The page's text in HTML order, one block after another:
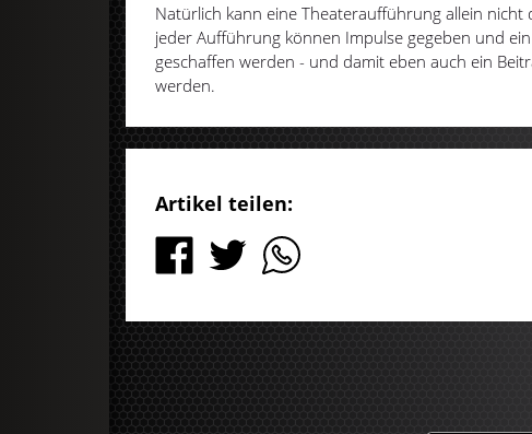
Natürlich kann eine Theateraufführung allein nicht
jeder Aufführung können Impulse gegeben und
geschaffen werden - und damit eben auch ein
werden.
Artikel teilen: